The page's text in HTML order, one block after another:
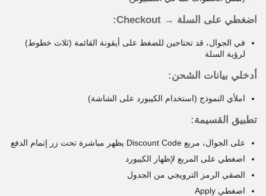
اضغطي على السلة → Checkout:
في الجوال، قد تحتاجين للضغط على أيقونة القائمة (ثلاث خطوط)
لرؤية السلة
أدخلي بيانات الشحن:
املأي النموذج (استخدام الكيبورد على الشاشة)
تطبيق القسيمة:
على الجوال، مربع Discount Code يظهر مباشرة تحت زر إتمام الدفع
اضغطي على المربع لإظهار الكيبورد
الصقي الرمز الترويجي من الجدول
اضغطي Apply